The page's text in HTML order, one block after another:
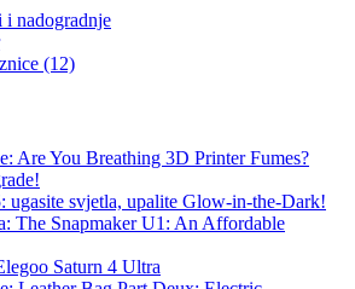
nadogradnje
(12)
Are You Breathing 3D Printer Fumes?
ugasite svjetla, upalite Glow-in-the-Dark!
The Snapmaker U1: An Affordable
Saturn 4 Ultra